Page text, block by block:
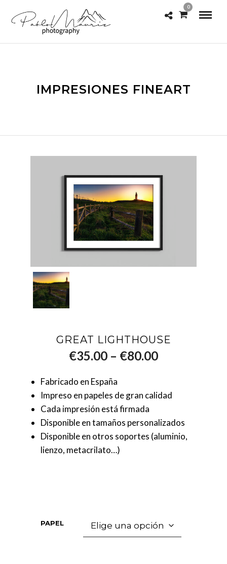
0
IMPRESIONES FINEART
GREAT LIGHTHOUSE
€35.00 – €80.00
Fabricado en España
Impreso en papeles de gran calidad
Cada impresión está firmada
Disponible en tamaños personalizados
Disponible en otros soportes (aluminio,
lienzo, metacrilato…)
PAPEL